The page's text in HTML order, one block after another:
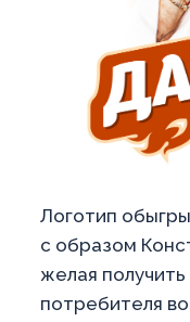
Логотип
с образом
желая
потребителя